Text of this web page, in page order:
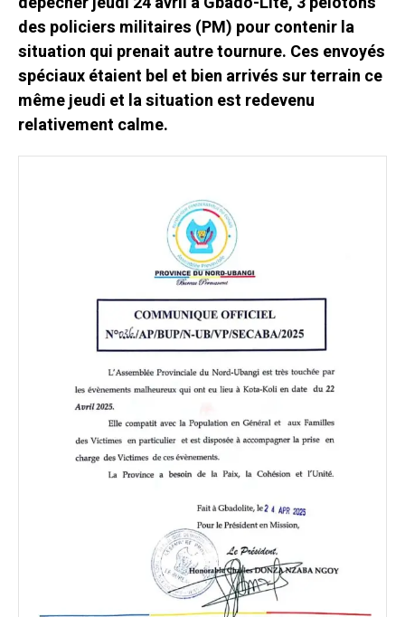
des policiers militaires (PM) pour contenir la
situation qui prenait autre tournure. Ces envoyés
spéciaux étaient bel et bien arrivés sur terrain ce
même jeudi et la situation est redevenu
relativement calme.